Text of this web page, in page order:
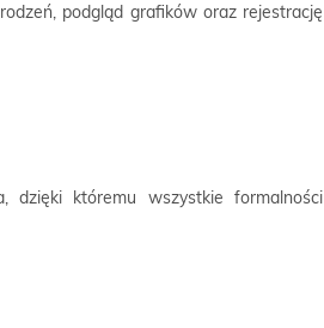
podgląd grafików oraz rejestrację
dzięki któremu wszystkie formalności